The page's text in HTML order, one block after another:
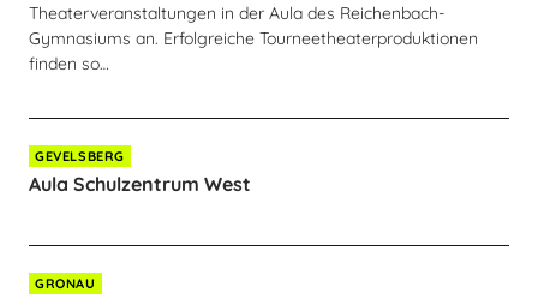
Theaterveranstaltungen in der Aula des Reichenbach-
Gymnasiums an. Erfolgreiche Tourneetheaterproduktionen
finden so…
GEVELSBERG
Aula Schulzentrum West
GRONAU